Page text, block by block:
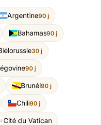
Argentine90 j
Bahamas90 j
30 j
90 j
Brunéi90 j
Chili90 j
Cité du Vatican